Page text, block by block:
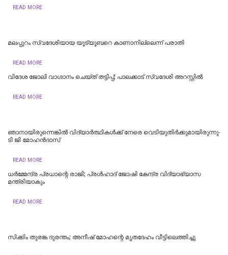
READ MORE
മലപ്പുറം സ്വദേശിയായ യൂട്യൂബറെ കാണാനില്ലെന്ന് പരാതി
READ MORE
വിദേശ ജോലി വാഗ്ദാനം ചെയ്ത് തട്ടിപ്പ്; പാലക്കാട് സ്വദേശി അറസ്റ്റിൽ
READ MORE
ഞാനായിരുന്നെങ്കില്‍ വിദ്യാര്‍ത്ഥികള്‍ക്ക് നേരെ വെടിയുതിര്‍ക്കുമായിരുന്നു-
ടി ജി മോഹൻദാസ്
READ MORE
ധര്‍മ്മേന്ദ്ര പ്രധാന്റെ രാജി; പ്രള്‍ഹാദ് ജോഷി കേന്ദ്ര വിദ്യാഭ്യാസ
മന്ത്രിയാകും
READ MORE
സിക്കിം തുരങ്ക ​​​ദുരന്തം; അനീഷ്‌ മോഹന്റെ മൃതദേഹം വീട്ടിലെത്തിച്ചു